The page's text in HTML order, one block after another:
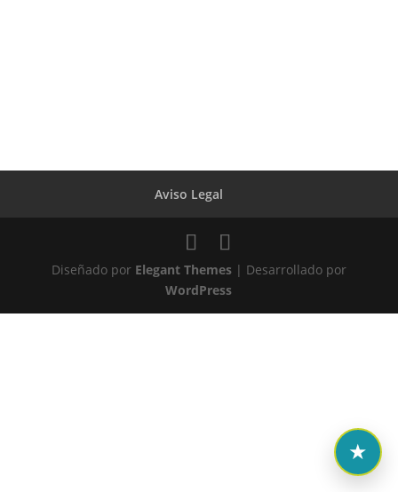
Aviso Legal
Diseñado por Elegant Themes| Desarrollado por
WordPress